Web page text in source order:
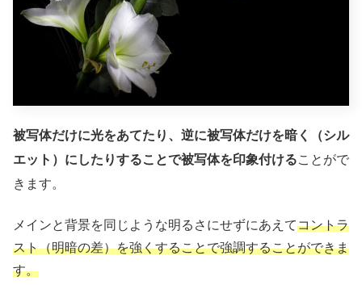
被写体だけに光をあてたり、逆に被写体だけを暗く（シル
エット）にしたりすることで被写体を印象付けることがで
きます。
メインと背景を同じような明るさにせずにあえてコントラ
スト（明暗の差）を強くすることで強調することができま
す。